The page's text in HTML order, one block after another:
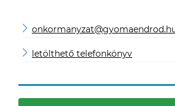
letölthető telefonkönyv